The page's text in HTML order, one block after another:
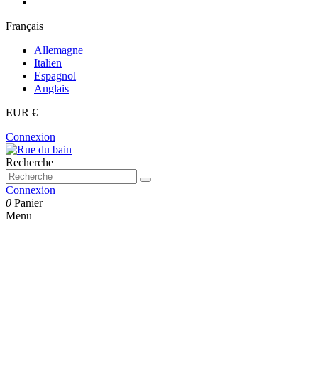
Français
Allemagne
Italien
Espagnol
Anglais
EUR €
Connexion
Recherche
Connexion
0 Panier
Menu